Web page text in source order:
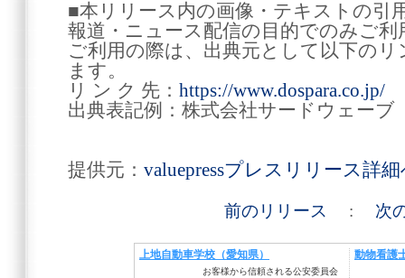
■本リリース内の画像・テキストの引
報道・ニュース配信の目的でのみご
ご利用の際は、出典元として以下の
ます。
リ ン ク 先： https://www.dospara.co.jp/
出典表記例：株式会社サードウェーブ
提供元： valuepressプレスリリース詳
前のリリース : 次